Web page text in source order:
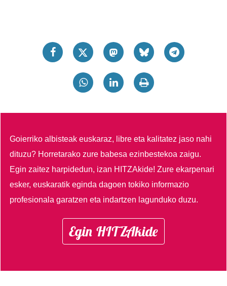
Goierriko albisteak euskaraz, libre eta kalitatez jaso nahi
dituzu? Horretarako zure babesa ezinbestekoa zaigu.
Egin zaitez harpidedun, izan HITZAkide!Zure ekarpenari
esker, euskaratik eginda dagoen tokiko informazio
profesionala garatzen eta indartzen lagunduko duzu.
Egin HITZAkide